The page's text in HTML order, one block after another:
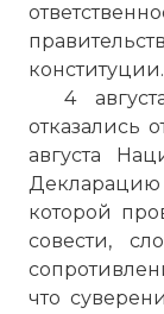
конституции.
4
отказались
августа
Декларацию
которой
совести,
что